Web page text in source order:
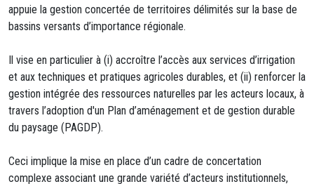
appuie la gestion concertée de territoires délimités sur la base de
bassins versants d’importance régionale.
Il vise en particulier à (i) accroître l’accès aux services d’irrigation
et aux techniques et pratiques agricoles durables, et (ii) renforcer la
gestion intégrée des ressources naturelles par les acteurs locaux, à
travers l’adoption d'un Plan d’aménagement et de gestion durable
du paysage (PAGDP).
Ceci implique la mise en place d’un cadre de concertation
complexe associant une grande variété d’acteurs institutionnels,